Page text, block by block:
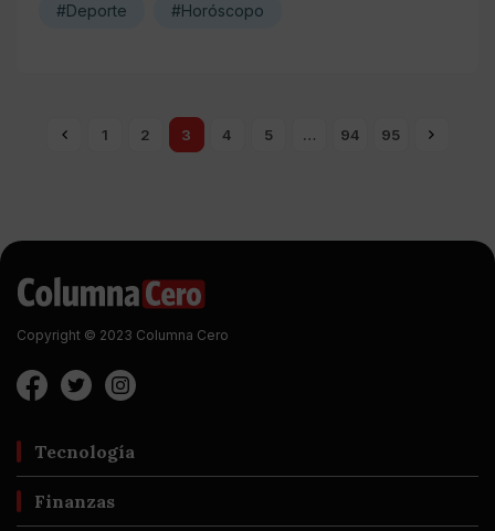
#Deporte #Horóscopo
1 2 3 4 5 … 94 95
Copyright © 2023 Columna Cero
Tecnología
Finanzas